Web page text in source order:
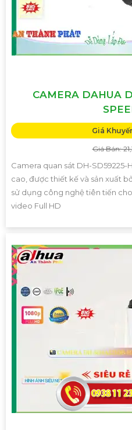
CAMERA DAHUA
Giá
Giá Bán:
Camera quan sát DH-
cao, được thiết kế và sản xuất
sử dụng công nghệ tiên tiến
video Full HD